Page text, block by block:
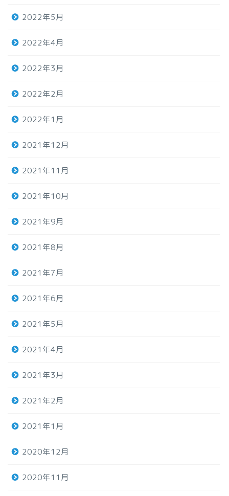
2022年5月
2022年4月
2022年3月
2022年2月
2022年1月
2021年12月
2021年11月
2021年10月
2021年9月
2021年8月
2021年7月
2021年6月
2021年5月
2021年4月
2021年3月
2021年2月
2021年1月
2020年12月
2020年11月